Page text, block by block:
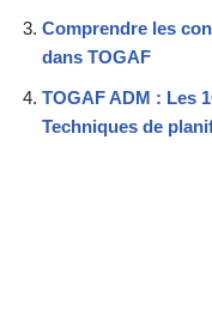
Comprendre les
dans TOGAF
TOGAF ADM : Les
Techniques de